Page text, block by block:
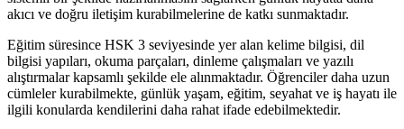
akıcı ve doğru iletişim kurabilmelerine de katkı sunmaktadır.
Eğitim süresince HSK 3 seviyesinde yer alan kelime bilgisi, dil
bilgisi yapıları, okuma parçaları, dinleme çalışmaları ve yazılı
alıştırmalar kapsamlı şekilde ele alınmaktadır. Öğrenciler daha uzun
cümleler kurabilmekte, günlük yaşam, eğitim, seyahat ve iş hayatı ile
ilgili konularda kendilerini daha rahat ifade edebilmektedir.